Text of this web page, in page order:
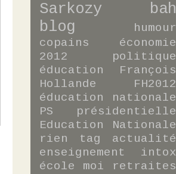
Sarkozy
bah
blog
humour
copains
économie
2012
politique
éducation
François
Hollande
FH2012
éducation nationale
PS
présidentielle
Education Nationale
rien
tag
actualité
enseignement
intox
école
moi
retraites